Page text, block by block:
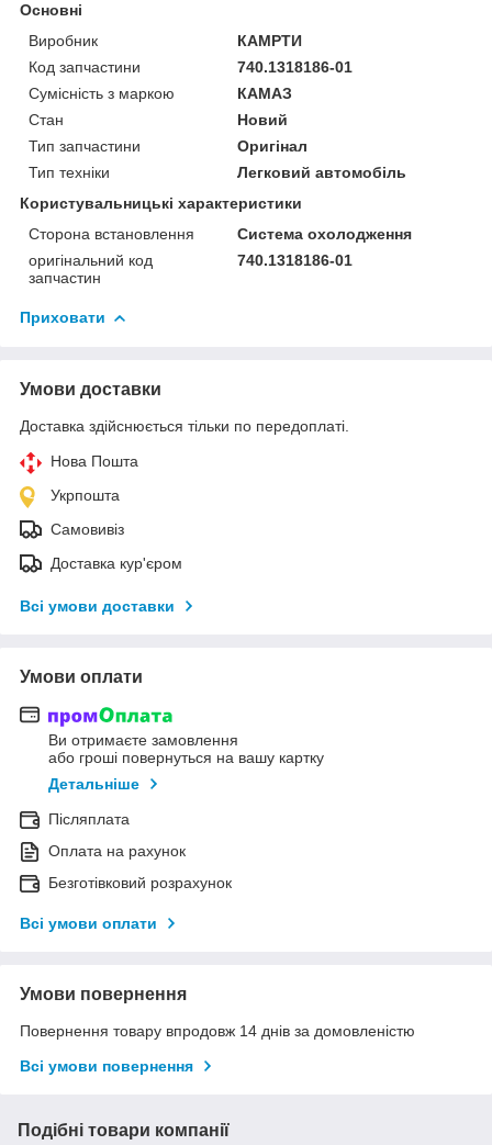
Основні
Виробник
КАМРТИ
Код запчастини
740.1318186-01
Сумісність з маркою
КАМАЗ
Стан
Новий
Тип запчастини
Оригінал
Тип техніки
Легковий автомобіль
Користувальницькі характеристики
Сторона встановлення
Система охолодження
оригінальний код
запчастин
740.1318186-01
Приховати
Умови доставки
Доставка здійснюється тільки по передоплаті.
Нова Пошта
Укрпошта
Самовивіз
Доставка кур'єром
Всі умови доставки
Умови оплати
Ви отримаєте замовлення
або гроші повернуться на вашу картку
Детальніше
Післяплата
Оплата на рахунок
Безготівковий розрахунок
Всі умови оплати
Умови повернення
Повернення товару впродовж 14 днів за домовленістю
Всі умови повернення
Подібні товари компанії